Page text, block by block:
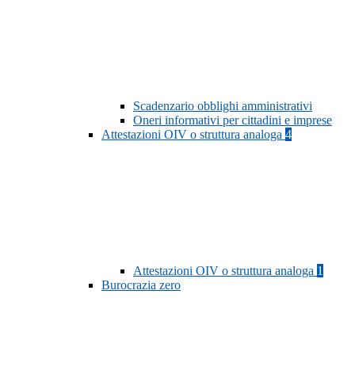
Scadenzario obblighi amministrativi
Oneri informativi per cittadini e imprese
Attestazioni OIV o struttura analoga 4
Attestazioni OIV o struttura analoga 1
Burocrazia zero